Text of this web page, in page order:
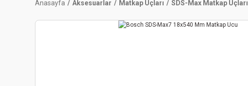
Anasayfa Aksesuarlar Matkap Uçları SDS-Max Matkap Uçları